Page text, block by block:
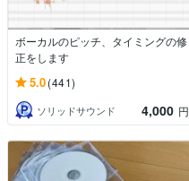
ボーカルのピッチ、タイミングの修
正をします
5.0(441)
ソリッドサウンド 4,000 円